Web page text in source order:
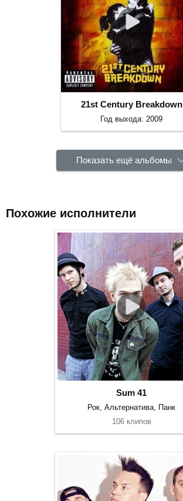
21st Century Breakdown
Год выхода: 2009
Показать ещё альбомы
Похожие исполнители
Sum 41
Рок, Альтернатива, Панк
106 клипов